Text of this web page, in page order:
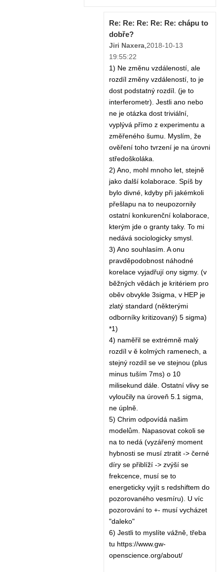
Re: Re: Re: Re: Re: chápu to
dobře?
Jiri Naxera,2018-10-13
19:55:22
1) Ne změnu vzdáleností, ale
rozdíl změny vzdáleností, to je
dost podstatný rozdíl. (je to
interferometr). Jestli ano nebo
ne je otázka dost triviální,
vyplývá přímo z experimentu a
změřeného šumu. Myslím, že
ověření toho tvrzení je na úrovni
středoškoláka.
2) Ano, mohl mnoho let, stejně
jako další kolaborace. Spíš by
bylo divné, kdyby při jakémkoli
přešlapu na to neupozornily
ostatní konkurenční kolaborace,
kterým jde o granty taky. To mi
nedává sociologicky smysl.
3) Ano souhlasím. A onu
pravděpodobnost náhodné
korelace vyjadřují ony sigmy. (v
běžných vědách je kritériem pro
oběv obvykle 3sigma, v HEP je
zlatý standard (některými
odborníky kritizovaný) 5 sigma)
*1)
4) naměřil se extrémně malý
rozdíl v ě kolmých ramenech, a
stejný rozdíl se ve stejnou (plus
minus tuším 7ms) o 10
milisekund dále. Ostatní vlivy se
vyloučily na úroveň 5.1 sigma,
ne úplně.
5) Chrim odpovídá našim
modelům. Napasovat cokoli se
na to nedá (vyzářený moment
hybnosti se musí ztratit -> černé
díry se přiblíží -> zvýší se
frekcence, musí se to
energeticky vyjít s redshiftem do
pozorovaného vesmíru). U víc
pozorování to +- musí vycházet
"daleko"
6) Jestli to myslíte vážně, třeba
tu https://www.gw-
openscience.org/about/